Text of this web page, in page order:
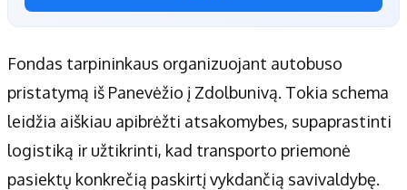
Fondas tarpininkaus organizuojant autobuso
pristatymą iš Panevėžio į Zdolbunivą. Tokia schema
leidžia aiškiau apibrėžti atsakomybes, supaprastinti
logistiką ir užtikrinti, kad transporto priemonė
pasiektų konkrečią paskirtį vykdančią savivaldybę.